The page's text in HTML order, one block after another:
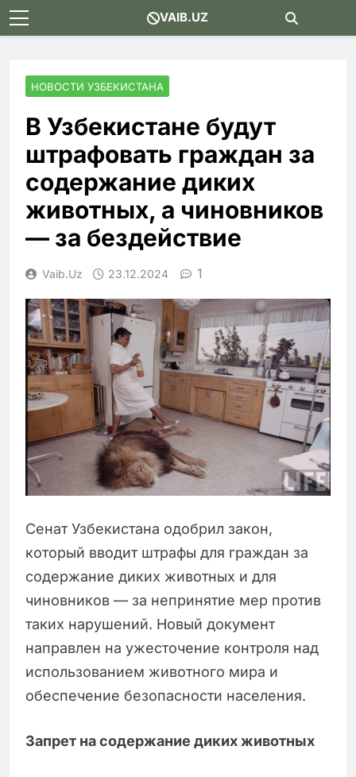
Skip
to
VAIB.UZ
НОВОСТИ УЗБЕКИСТАНА
В Узбекистане будут
штрафовать граждан за
содержание диких
животных, а чиновников
— за бездействие
Vaib.uz 23.12.2024 1
Сенат Узбекистана одобрил закон,
который вводит штрафы для граждан за
содержание диких животных и для
чиновников — за непринятие мер против
таких нарушений. Новый документ
направлен на ужесточение контроля над
использованием животного мира и
обеспечение безопасности населения.
Запрет на содержание диких животных